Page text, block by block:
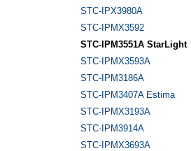
STC-IPX3980A
STC-IPMX3592
STC-IPM3551A StarLight
STC-IPMX3593A
STC-IPM3186A
STC-IPM3407A Estima
STC-IPMX3193A
STC-IPM3914A
STC-IPMX3693A